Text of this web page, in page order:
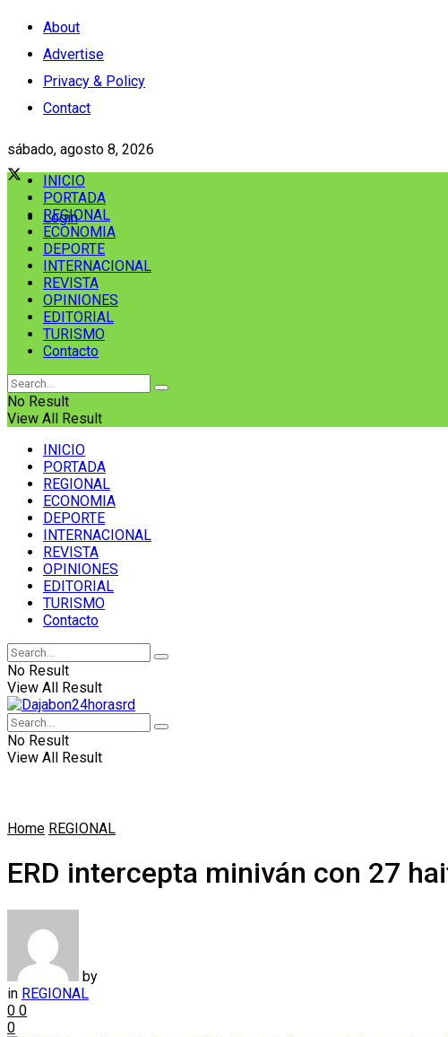
About
Advertise
Privacy & Policy
Contact
sábado, agosto 8, 2026
Login
INICIO
PORTADA
REGIONAL
ECONOMIA
DEPORTE
INTERNACIONAL
REVISTA
OPINIONES
EDITORIAL
TURISMO
Contacto
No Result
View All Result
INICIO
PORTADA
REGIONAL
ECONOMIA
DEPORTE
INTERNACIONAL
REVISTA
OPINIONES
EDITORIAL
TURISMO
Contacto
No Result
View All Result
No Result
View All Result
Home REGIONAL
ERD intercepta miniván con 27
by
in REGIONAL
0 0
0